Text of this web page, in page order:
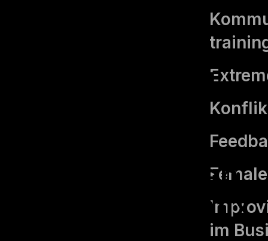
im
wirklich gut
zeitgemäßen
Methodenmix